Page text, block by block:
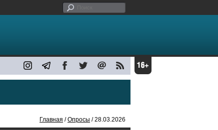
Главная /Опросы / 28.03.2026